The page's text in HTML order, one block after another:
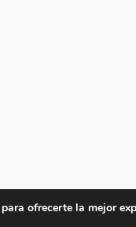
ofrecerte la mejor